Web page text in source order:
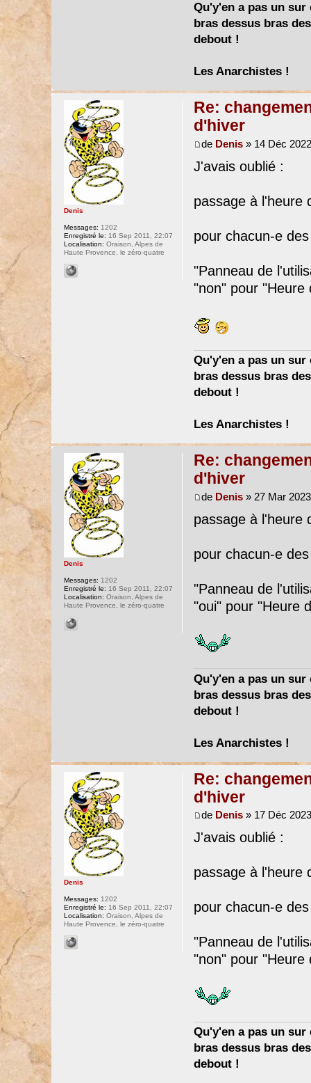
Qu'y'en a pas un
bras dessus bras
debout !
Les Anarchistes !
Re:
d'hiver
de Denis» 14 Déc
J'avais oublié :
passage à l'heure
pour chacun-e
"Panneau de
"non" pour "Heure
Qu'y'en a pas un
bras dessus bras
debout !
Les Anarchistes !
Denis
Messages: 1202
Enregistré le: 16 Sep 2011, 22:07
Localisation: Oraison, Alpes de
Haute Provence, le zéro-quatre
Re:
d'hiver
de Denis» 27 Mar
passage à l'heure
pour chacun-e
"Panneau de
"oui" pour "Heure
Qu'y'en a pas un
bras dessus bras
debout !
Les Anarchistes !
Denis
Messages: 1202
Enregistré le: 16 Sep 2011, 22:07
Localisation: Oraison, Alpes de
Haute Provence, le zéro-quatre
Re:
d'hiver
de Denis» 17 Déc
J'avais oublié :
passage à l'heure
pour chacun-e
"Panneau de
"non" pour "Heure
Qu'y'en a pas un
bras dessus bras
debout !
Denis
Messages: 1202
Enregistré le: 16 Sep 2011, 22:07
Localisation: Oraison, Alpes de
Haute Provence, le zéro-quatre